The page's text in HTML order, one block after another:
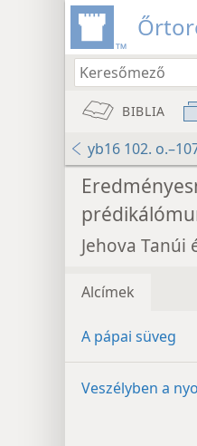
BIBLIA
yb16 102.
Jehova Tanúi
Alcímek
A pápai süveg
Veszélyben a